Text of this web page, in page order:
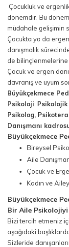
Çocukluk ve
dönemdir. Bu
müdahale gelişimin
Çocukta ya da
danışmalık
de bilinçlenmelerine
Çocuk ve ergen
davranış ve uyum
Büyükçekmece
Psikoloji Psikolojik
Psikolog,
Danışmanı
Büyükçekmece
Bireysel
Aile
Çocuk ve
Kadın ve
Büyükçekmece
Bir Aile
Bizi tercih etmeniz
aşağıdaki
Sizleride